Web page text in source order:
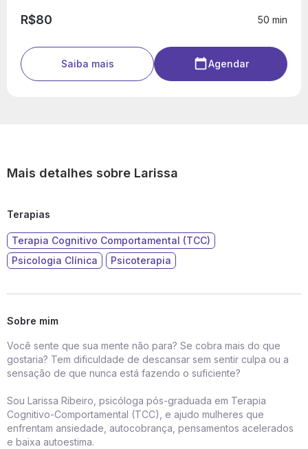
R$80 50 min
Saiba mais Agendar
Mais detalhes sobre Larissa
Terapias
Terapia Cognitivo Comportamental (TCC)
Psicologia Clínica
Psicoterapia
Sobre mim
Você sente que sua mente não para? Se cobra mais do que
gostaria? Tem dificuldade de descansar sem sentir culpa ou a
sensação de que nunca está fazendo o suficiente?
Sou Larissa Ribeiro, psicóloga pós-graduada em Terapia
Cognitivo-Comportamental (TCC), e ajudo mulheres que
enfrentam ansiedade, autocobrança, pensamentos acelerados
e baixa autoestima.